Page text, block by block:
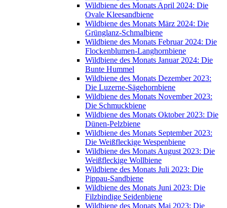
Wildbiene des Monats April 2024: Die
Ovale Kleesandbiene
Wildbiene des Monats März 2024: Die
Grünglanz-Schmalbiene
Wildbiene des Monats Februar 2024: Die
Flockenblumen-Langhornbiene
Wildbiene des Monats Januar 2024: Die
Bunte Hummel
Wildbiene des Monats Dezember 2023:
Die Luzerne-Sägehornbiene
Wildbiene des Monats November 2023:
Die Schmuckbiene
Wildbiene des Monats Oktober 2023: Die
Dünen-Pelzbiene
Wildbiene des Monats September 2023:
Die Weißfleckige Wespenbiene
Wildbiene des Monats August 2023: Die
Weißfleckige Wollbiene
Wildbiene des Monats Juli 2023: Die
Pippau-Sandbiene
Wildbiene des Monats Juni 2023: Die
Filzbindige Seidenbiene
Wildbiene des Monats Mai 2023: Die